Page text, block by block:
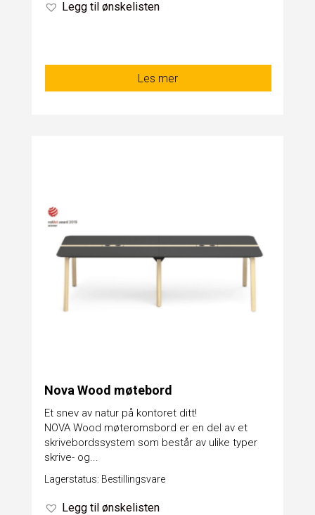
Legg til ønskelisten
Les mer
Nova Wood møtebord
Et snev av natur på kontoret ditt!
NOVA Wood møteromsbord er en del av et
skrivebordssystem som består av ulike typer
skrive- og...
Lagerstatus: Bestillingsvare
Legg til ønskelisten